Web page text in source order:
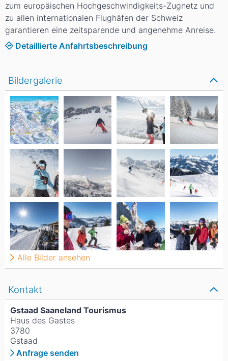
zum europäischen Hochgeschwindigkeits-Zugnetz und
zu allen internationalen Flughäfen der Schweiz
garantieren eine zeitsparende und angenehme Anreise.
Detaillierte Anfahrtsbeschreibung
Kontakt
Gstaad Saaneland Tourismus
Haus des Gastes
3780
Gstaad
Anfrage senden
Bildergalerie
Alle Bilder ansehen